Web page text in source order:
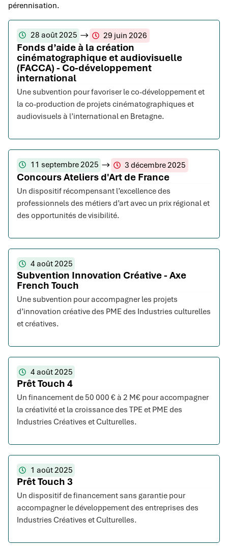
pérennisation.
28 août 2025 29 juin 2026
Fonds d’aide à la création
cinématographique et audiovisuelle
(FACCA) - Co-développement
international
Une subvention pour favoriser le co-développement et
la co-production de projets cinématographiques et
audiovisuels à l’international en Bretagne.
11 septembre 2025 3 décembre 2025
Concours Ateliers d'Art de France
Un dispositif récompensant l’excellence des
professionnels des métiers d’art avec un prix régional et
des opportunités de visibilité.
4 août 2025
Subvention Innovation Créative - Axe
French Touch
Une subvention pour accompagner les projets
d’innovation créative des PME des Industries culturelles
et créatives.
4 août 2025
Prêt Touch 4
Un financement de 50 000 € à 2 M€ pour accompagner
la créativité et la croissance des TPE et PME des
Industries Créatives et Culturelles.
1 août 2025
Prêt Touch 3
Un dispositif de financement sans garantie pour
accompagner le développement des entreprises des
Industries Créatives et Culturelles.